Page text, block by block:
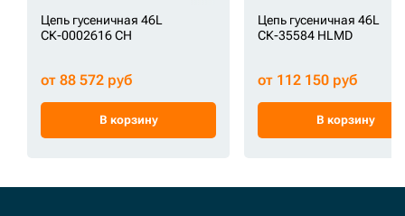
Цепь гусеничная 46L
СК-0002616 CH
от 88 572 руб
В корзину
Цепь гусеничная 46L
СК-35584 HLMD
от 112 150 руб
В корзину